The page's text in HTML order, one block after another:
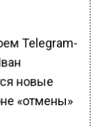
Telegram-
новые
«отмены»